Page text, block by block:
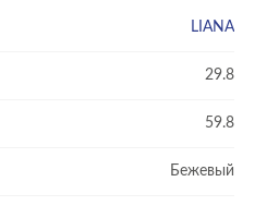
LIANA
29.8
59.8
Бежевый